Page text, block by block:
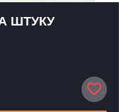
ШТУКУ